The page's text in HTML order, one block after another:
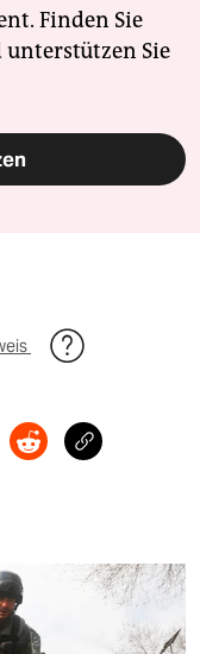
Finden Sie
unterstützen Sie